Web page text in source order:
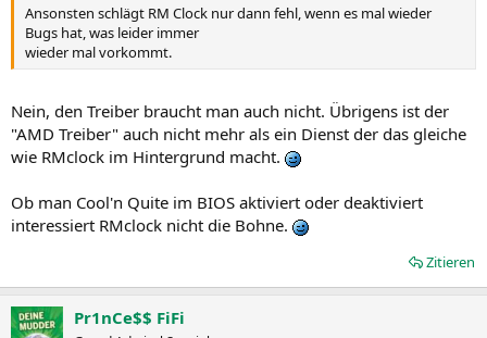
Ansonsten schlägt RM Clock nur dann fehl, wenn es mal wieder
Bugs hat, was leider immer
wieder mal vorkommt.
Nein, den Treiber braucht man auch nicht. Übrigens ist der
"AMD Treiber" auch nicht mehr als ein Dienst der das gleiche
wie RMclock im Hintergrund macht.
Ob man Cool'n Quite im BIOS aktiviert oder deaktiviert
interessiert RMclock nicht die Bohne.
Zitieren
Pr1nCe$$ FiFi